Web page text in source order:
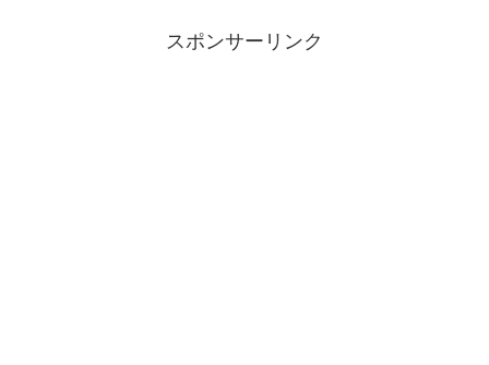
スポンサーリンク